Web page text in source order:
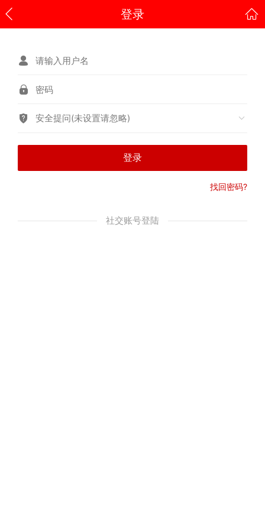
登录
安全提问(未设置请忽略)
登录
找回密码?
社交账号登陆